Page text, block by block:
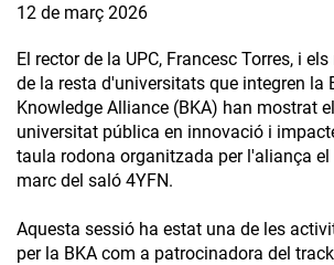
12 de març 2026
El rector de la UPC, Francesc Torres, i
de la resta d'universitats que integren la
Knowledge Alliance (BKA) han mostrat
universitat pública en innovació i
taula rodona organitzada per l'aliança el
marc del saló 4YFN.
Aquesta sessió ha estat una de les
per la BKA com a patrocinadora del